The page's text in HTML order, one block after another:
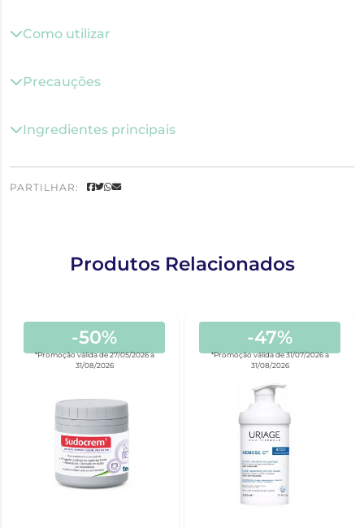
Como utilizar
Precauções
Ingredientes principais
PARTILHAR:
Produtos Relacionados
-50%
*Promoção válida de 27/05/2026 a
31/08/2026
-47%
*Promoção válida de 31/07/2026 a
31/08/2026